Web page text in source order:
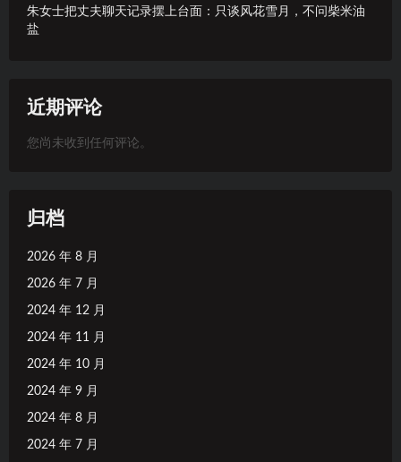
朱女士把丈夫聊天记录摆上台面：只谈风花雪月，不问柴米油
盐
近期评论
您尚未收到任何评论。
归档
2026 年 8 月
2026 年 7 月
2024 年 12 月
2024 年 11 月
2024 年 10 月
2024 年 9 月
2024 年 8 月
2024 年 7 月